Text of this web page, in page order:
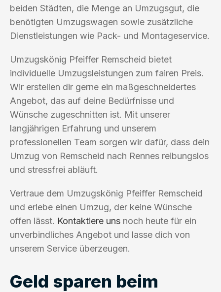
beiden Städten, die Menge an Umzugsgut, die
benötigten Umzugswagen sowie zusätzliche
Dienstleistungen wie Pack- und Montageservice.
Umzugskönig Pfeiffer Remscheid bietet
individuelle Umzugsleistungen zum fairen Preis.
Wir erstellen dir gerne ein maßgeschneidertes
Angebot, das auf deine Bedürfnisse und
Wünsche zugeschnitten ist. Mit unserer
langjährigen Erfahrung und unserem
professionellen Team sorgen wir dafür, dass dein
Umzug von Remscheid nach Rennes reibungslos
und stressfrei abläuft.
Vertraue dem Umzugskönig Pfeiffer Remscheid
und erlebe einen Umzug, der keine Wünsche
offen lässt. Kontaktiere uns noch heute für ein
unverbindliches Angebot und lasse dich von
unserem Service überzeugen.
Geld sparen beim